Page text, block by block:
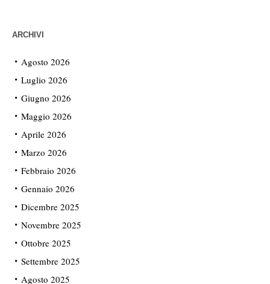
ARCHIVI
Agosto 2026
Luglio 2026
Giugno 2026
Maggio 2026
Aprile 2026
Marzo 2026
Febbraio 2026
Gennaio 2026
Dicembre 2025
Novembre 2025
Ottobre 2025
Settembre 2025
Agosto 2025